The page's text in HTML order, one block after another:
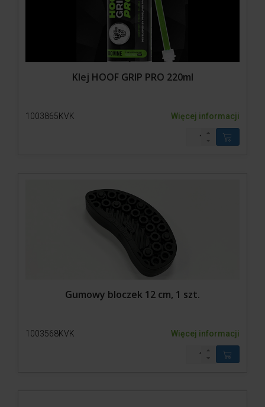
Klej HOOF GRIP PRO 220ml
1003865KVK Więcej informacji
Gumowy bloczek 12 cm, 1 szt.
1003568KVK Więcej informacji